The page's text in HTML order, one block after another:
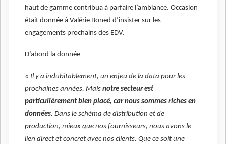
haut de gamme contribua à parfaire l’ambiance. Occasion
était donnée à Valérie Boned d’insister sur les
engagements prochains des EDV.
D’abord la donnée
« Il y a indubitablement, un enjeu de la data pour les
prochaines années. Mais notre secteur est
particulièrement bien placé, car nous sommes riches en
données. Dans le schéma de distribution et de
production, mieux que nos fournisseurs, nous avons le
lien direct et concret avec nos clients. Que ce soit une